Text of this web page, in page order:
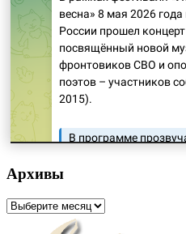
Архивы
Архивы